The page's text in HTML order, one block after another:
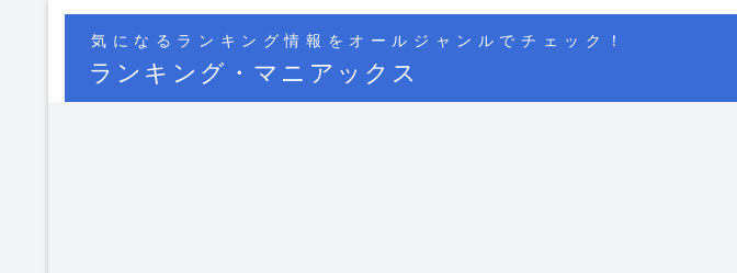
気になるランキング情報をオールジャンルでチェック！
ランキング・マニアックス